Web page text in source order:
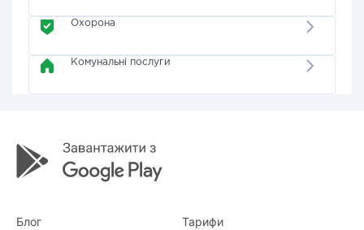
Охорона
Комунальні послуги
Блог Тарифи